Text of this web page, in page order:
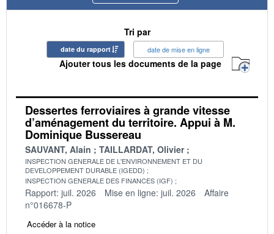
Tri par
date du rapport date de mise en ligne
Ajouter tous les documents de la page
Dessertes ferroviaires à grande vitesse
d’aménagement du territoire. Appui à M.
Dominique Bussereau
SAUVANT, Alain TAILLARDAT, Olivier
INSPECTION GENERALE DE L'ENVIRONNEMENT ET DU
DEVELOPPEMENT DURABLE (IGEDD)
INSPECTION GENERALE DES FINANCES (IGF)
Rapport: juil. 2026 Mise en ligne: juil. 2026
Affaire
n°016678-P
Accéder à la notice